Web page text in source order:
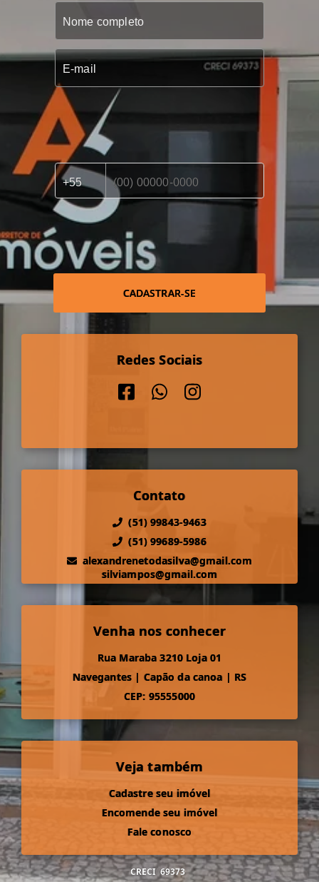
CADASTRAR-SE
Redes Sociais
Contato
(51) 99843-9463
(51) 99689-5986
alexandrenetodasilva@gmail.com
silviampos@gmail.com
Venha nos conhecer
Rua Maraba 3210 Loja 01
Navegantes | Capão da canoa | RS
CEP: 95555000
Veja também
Cadastre seu imóvel
Encomende seu imóvel
Fale conosco
CRECI 69373